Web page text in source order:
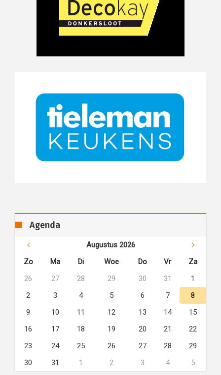
Agenda
Augustus 2026
Zo
Ma Di Woe Do Vr
Za
26
27 28 29 30 31
1
2
3 4 5 6 7
8
9
10 11 12 13 14
15
16
17 18 19 20 21
22
23
24 25 26 27 28
29
30
31 1 2 3 4 5